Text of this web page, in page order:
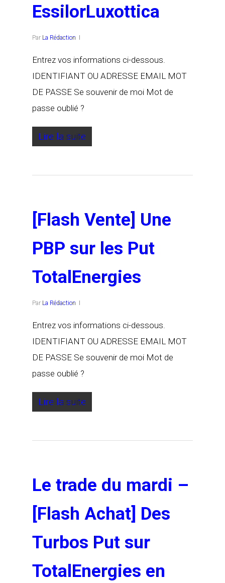
EssilorLuxottica
Par La Rédaction
Entrez vos informations ci-dessous.
IDENTIFIANT OU ADRESSE EMAIL MOT
DE PASSE Se souvenir de moi Mot de
passe oublié ?
Lire la suite
[Flash Vente] Une
PBP sur les Put
TotalEnergies
Par La Rédaction
Entrez vos informations ci-dessous.
IDENTIFIANT OU ADRESSE EMAIL MOT
DE PASSE Se souvenir de moi Mot de
passe oublié ?
Lire la suite
Le trade du mardi –
[Flash Achat] Des
Turbos Put sur
TotalEnergies en